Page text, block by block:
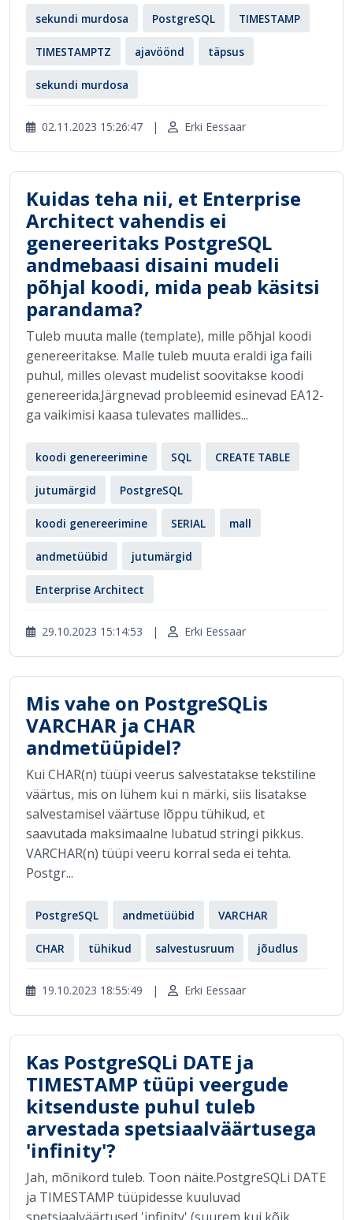
sekundi murdosa PostgreSQL TIMESTAMP
TIMESTAMPTZ ajavöönd täpsus
sekundi murdosa
02.11.2023 15:26:47 | Erki Eessaar
Kuidas teha nii, et Enterprise
Architect vahendis ei
genereeritaks PostgreSQL
andmebaasi disaini mudeli
põhjal koodi, mida peab käsitsi
parandama?
Tuleb muuta malle (template), mille põhjal koodi
genereeritakse. Malle tuleb muuta eraldi iga faili
puhul, milles olevast mudelist soovitakse koodi
genereerida.Järgnevad probleemid esinevad EA12-
ga vaikimisi kaasa tulevates mallides...
koodi genereerimine SQL CREATE TABLE
jutumärgid PostgreSQL
koodi genereerimine SERIAL mall
andmetüübid jutumärgid
Enterprise Architect
29.10.2023 15:14:53 | Erki Eessaar
Mis vahe on PostgreSQLis
VARCHAR ja CHAR
andmetüüpidel?
Kui CHAR(n) tüüpi veerus salvestatakse tekstiline
väärtus, mis on lühem kui n märki, siis lisatakse
salvestamisel väärtuse lõppu tühikud, et
saavutada maksimaalne lubatud stringi pikkus.
VARCHAR(n) tüüpi veeru korral seda ei tehta.
Postgr...
PostgreSQL andmetüübid VARCHAR
CHAR tühikud salvestusruum jõudlus
19.10.2023 18:55:49 | Erki Eessaar
Kas PostgreSQLi DATE ja
TIMESTAMP tüüpi veergude
kitsenduste puhul tuleb
arvestada spetsiaalväärtusega
'infinity'?
Jah, mõnikord tuleb. Toon näite.PostgreSQLi DATE
ja TIMESTAMP tüüpidesse kuuluvad